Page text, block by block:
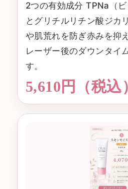
2つの有効成分 TPNa（ビ
とグリチルリチン酸ジカ
や肌荒れを防ぎ赤みを抑
レーザー後のダウンタイ
す。
5,610円（税込